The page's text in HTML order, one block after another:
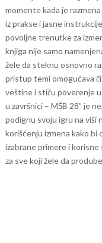
momente kada je
iz prakse i jasne
povoljne trenutke za
knjiga nije samo
žele da steknu osnovno
pristup temi omogućava
veštine i stiču poverenje
u završnici – MŠB 28” je
podignu svoju igru na viši
korišćenju izmena kako bi
izabrane primere i
za sve koji žele da